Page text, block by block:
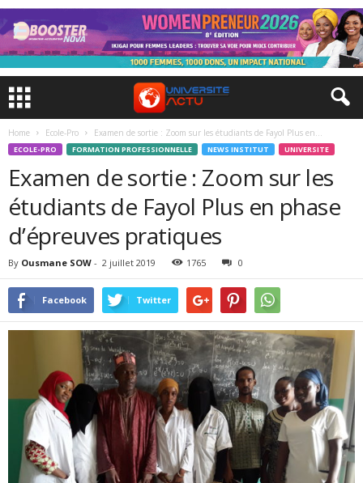
Home Ecole-Pro Examen de sortie : Zoom sur les étudiants de Fayol Plus en...
ECOLE-PRO FORMATION PROFESSIONNELLE NEWS INSTITUT UNIVERSITE
Examen de sortie : Zoom sur les
étudiants de Fayol Plus en phase
d’épreuves pratiques
By Ousmane SOW - 2 juillet 2019 1765 0
Facebook Twitter